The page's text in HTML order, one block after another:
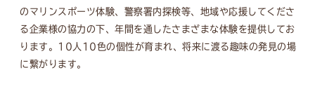
のマリンスポーツ体験、警察署内探検等、地域や応援してくださ
る企業様の協力の下、年間を通したさまざまな体験を提供してお
ります。10人10色の個性が育まれ、将来に渡る趣味の発見の場
に繋がります。